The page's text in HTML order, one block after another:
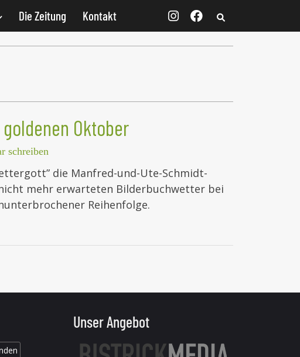
Die Zeitung Kontakt
Oktober
schreiben
die Manfred-und-Ute-Schmidt-
mehr erwarteten Bilderbuchwetter bei
Reihenfolge.
Unser Angebot